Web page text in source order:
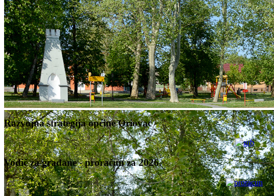
Razvojna strategija općine Oriovac
Vodič za građane - proračun za 2026.